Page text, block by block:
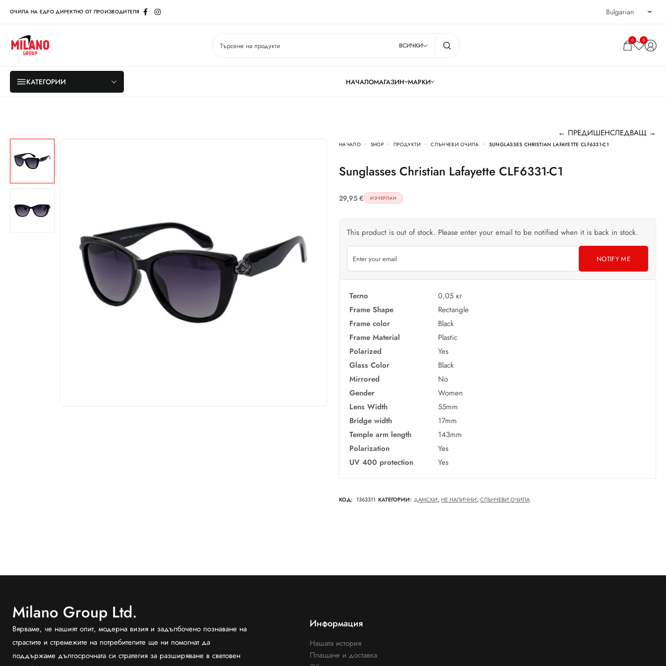
ОЧИЛА НА ЕДРО ДИРЕКТНО ОТ ПРОИЗВОДИТЕЛЯ
ВСИЧКИ
0 0
КАТЕГОРИИ НАЧАЛОМАГАЗИН МАРКИ
← ПРЕДИШЕНСЛЕДВАЩ →
НАЧАЛО SHOP ПРОДУКТИ СЛЪНЧЕВИ ОЧИЛА SUNGLASSES CHRISTIAN LAFAYETTE CLF6331-C1
Sunglasses Christian Lafayette CLF6331-C1
29,95 € ИЗЧЕРПАН
This product is out of stock. Please enter your email to be notified when it is back in stock.
NOTIFY ME
Тегло
0,05 кг
Frame Shape
Rectangle
Frame color
Black
Frame Material
Plastic
Polarized
Yes
Glass Color
Black
Mirrored
No
Gender
Women
Lens Width
55mm
Bridge width
17mm
Temple arm length
143mm
Polarization
Yes
UV 400 protection
Yes
КОД: 1363311 КАТЕГОРИИ: ДАМСКИ, НЕ НАЛИЧНИ, СЛЪНЧЕВИ ОЧИЛА
Milano Group Ltd.
Вярваме, че нашият опит, модерна визия и задълбочено познаване на
страстите и стремежите на потребителите ще ни помогнат да
поддържаме дългосрочната си стратегия за разширяване в световен
Информация
Нашата история
Плащане и доставка